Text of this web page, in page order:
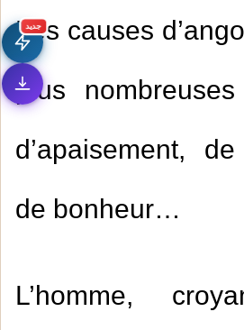
جديد
Les causes
plus
d’apaisement,
de bonheur…
L’homme,